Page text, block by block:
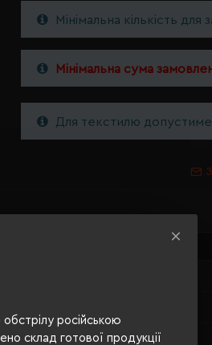
російською
склад готової продукції
Мінімальна кількість для
Мінімальна сума
Для текстилю допустиме